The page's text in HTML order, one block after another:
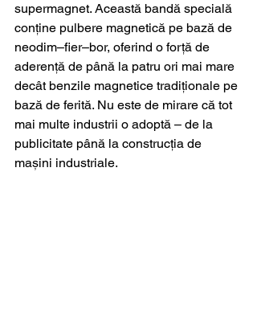
supermagnet. Această bandă specială
conține pulbere magnetică pe bază de
neodim–fier–bor, oferind o forță de
aderență de până la patru ori mai mare
decât benzile magnetice tradiționale pe
bază de ferită. Nu este de mirare că tot
mai multe industrii o adoptă – de la
publicitate până la construcția de
mașini industriale.